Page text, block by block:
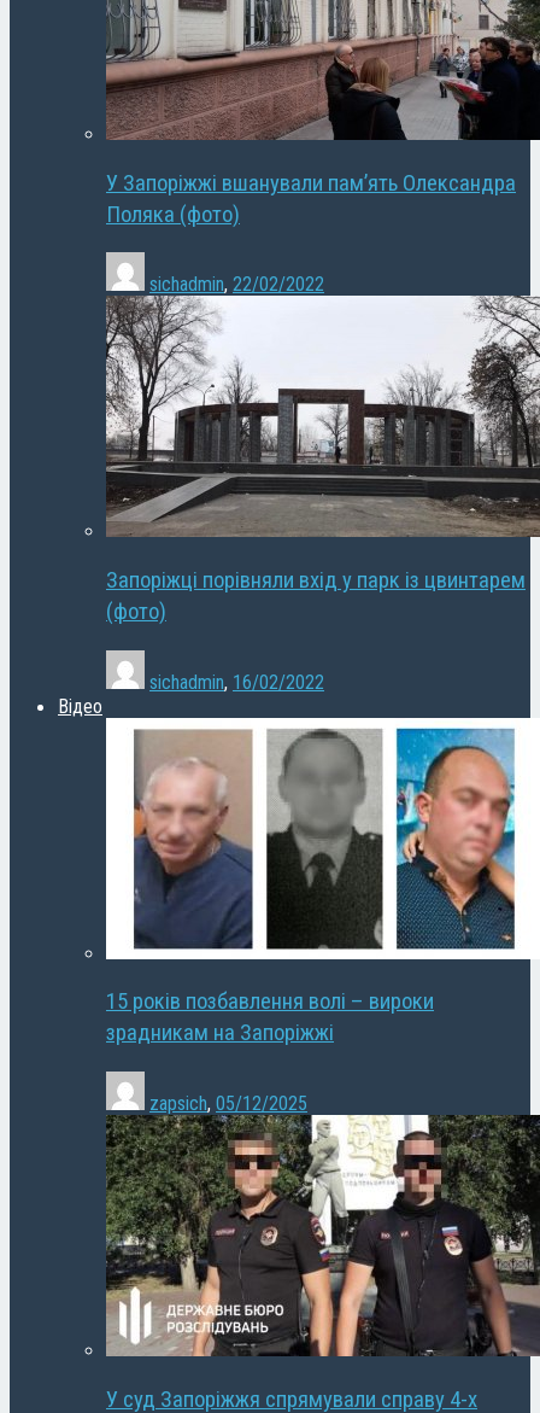
У Запоріжжі вшанували пам’ять Олександра
Поляка (фото)
sichadmin, 22/02/2022
Запоріжці порівняли вхід у парк із цвинтарем
(фото)
sichadmin, 16/02/2022
Відео
15 років позбавлення волі – вироки
зрадникам на Запоріжжі
zapsich, 05/12/2025
У суд Запоріжжя спрямували справу 4-х